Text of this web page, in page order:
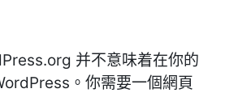
并不意味着在你的
。你需要一個網頁